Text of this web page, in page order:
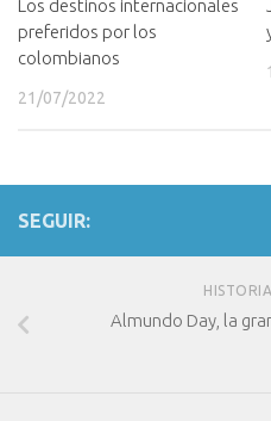
Los destinos internacionales
preferidos por los
colombianos
21/07/2022
SEGUIR:
Almundo Day, la